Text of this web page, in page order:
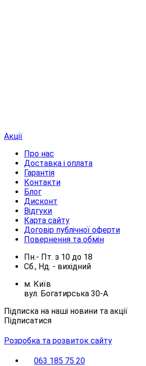
Акції
Про нас
Доставка і оплата
Гарантія
Контакти
Блог
Дисконт
Відгуки
Карта сайту
Договір публічної оферти
Повернення та обмін
Пн.- Пт. з 10 до 18
Сб., Нд. - вихідний
м. Київ
вул. Богатирська 30-А
Підписка на наші новини та акції
Підписатися
Розробка та розвиток сайту
063 185 75 20